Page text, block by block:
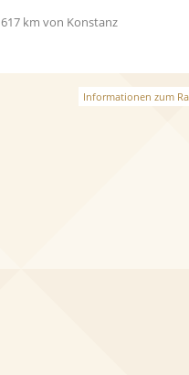
617 km von Konstanz
Informationen zum